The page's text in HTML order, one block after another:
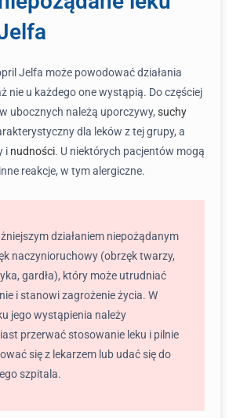
Jelfa może powodować działania
nie u każdego one wystąpią. Do częściej
ubocznych należą uporczywy, suchy
dla leków z tej grupy, a
i nudności. U niektórych pacjentów mogą
reakcje, w tym alergiczne.
działaniem niepożądanym
naczynioruchowy (obrzęk twarzy,
gardła), który może utrudniać
i stanowi zagrożenie życia. W
jego wystąpienia należy
przerwać stosowanie leku i pilnie
się z lekarzem lub udać się do
szpitala.